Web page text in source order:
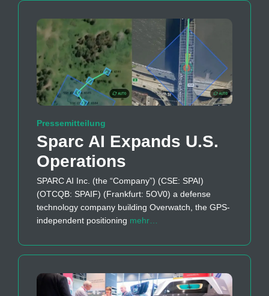
Pressemitteilung
Sparc AI Expands U.S.
Operations
SPARC AI Inc. (the “Company”) (CSE: SPAI)
(OTCQB: SPAIF) (Frankfurt: 5OV0) a defense
technology company building Overwatch, the GPS-
independent positioning mehr…